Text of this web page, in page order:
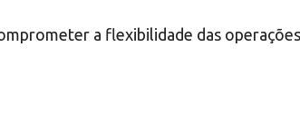
a flexibilidade das